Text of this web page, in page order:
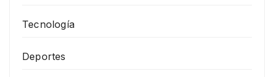
Tecnología
Deportes